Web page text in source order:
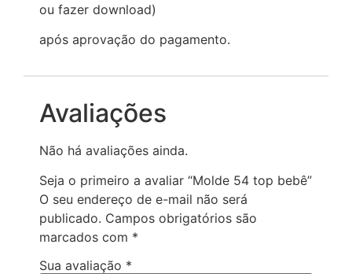
ou fazer download)
após aprovação do pagamento.
Avaliações
Não há avaliações ainda.
Seja o primeiro a avaliar “Molde 54 top bebê”
O seu endereço de e-mail não será
publicado. Campos obrigatórios são
marcados com *
Sua avaliação *